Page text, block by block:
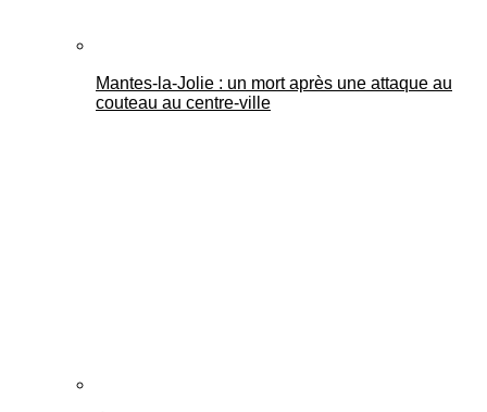
Mantes-la-Jolie : un mort après une attaque au
couteau au centre-ville